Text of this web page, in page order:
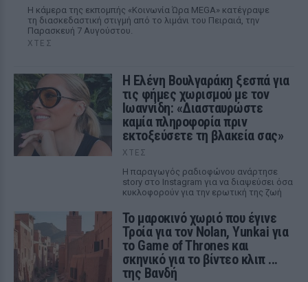
Η κάμερα της εκπομπής «Κοινωνία Ώρα MEGA» κατέγραψε
τη διασκεδαστική στιγμή από το λιμάνι του Πειραιά, την
Παρασκευή 7 Αυγούστου.
ΧΤΕΣ
Η Ελένη Βουλγαράκη ξεσπά για
τις φήμες χωρισμού με τον
Ιωαννίδη: «Διασταυρώστε
καμία πληροφορία πριν
εκτοξεύσετε τη βλακεία σας»
ΧΤΕΣ
Η παραγωγός ραδιοφώνου ανάρτησε
story στο Instagram για να διαψεύσει όσα
κυκλοφορούν για την ερωτική της ζωή
Το μαροκινό χωριό που έγινε
Τροία για τον Nolan, Yunkai για
το Game of Thrones και
σκηνικό για το βίντεο κλιπ ...
της Βανδή